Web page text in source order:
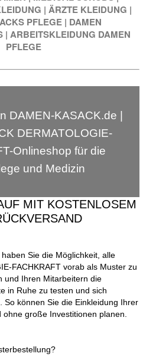
| ÄRZTE KLEIDUNG |
PFLEGE | DAMEN
| ARBEITSKLEIDUNG DAMEN
PFLEGE
DAMEN-KASACK.de |
DERMATOLOGIE-
Onlineshop für die
und Medizin
MIT KOSTENLOSEM
Sie die Möglichkeit, alle
FACHKRAFT vorab als Muster zu
und Ihren Mitarbeitern die
in Ruhe zu testen und sich
So können Sie die Einkleidung Ihrer
große Investitionen planen.